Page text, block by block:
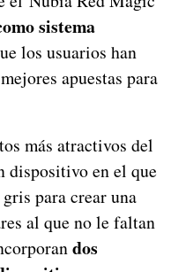
sistema
los usuarios han
apuestas para
más atractivos del
dispositivo en el que
para crear una
al que no le faltan
dos